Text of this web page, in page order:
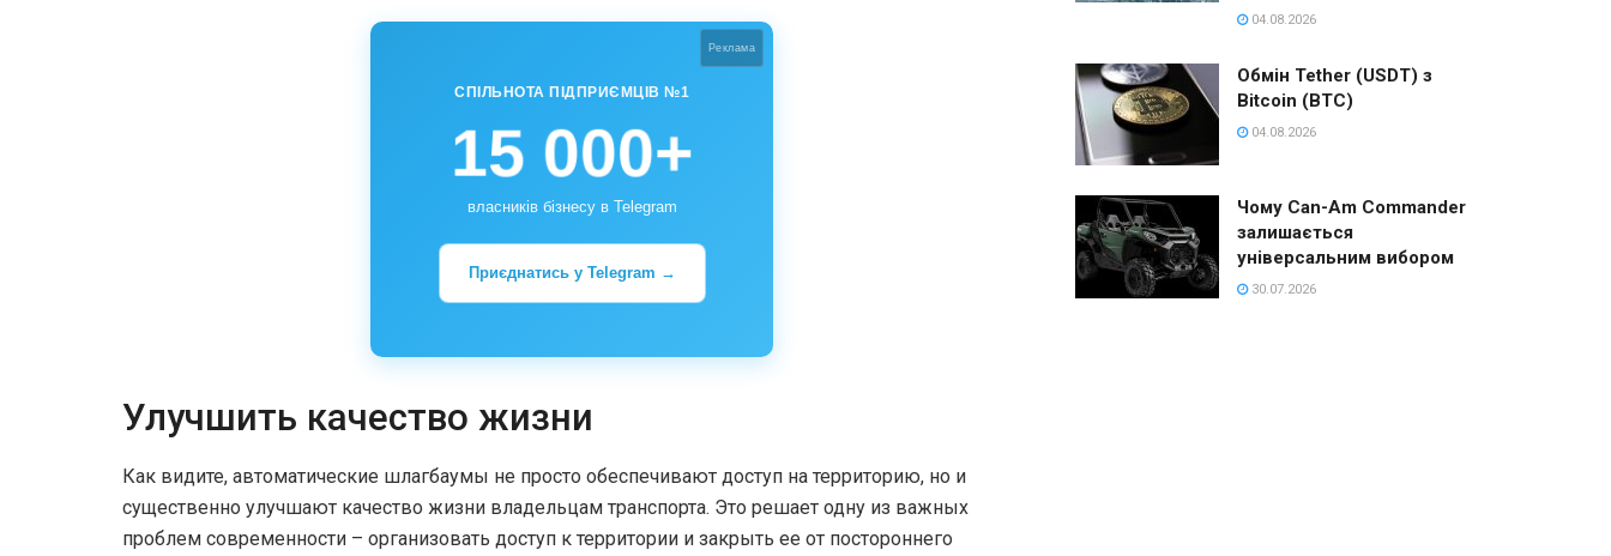
Реклама
СПІЛЬНОТА ПІДПРИЄМЦІВ №1
15 000+
власників бізнесу в Telegram
Приєднатись у Telegram →
Улучшить качество жизни
Как видите, автоматические шлагбаумы не просто обеспечивают доступ на территорию, но и
существенно улучшают качество жизни владельцам транспорта. Это решает одну из важных
проблем современности – организовать доступ к территории и закрыть ее от постороннего
04.08.2026
Обмін Tether (USDT) з
Bitcoin (BTC)
04.08.2026
Чому Can-Am Commander
залишається
універсальним вибором
30.07.2026